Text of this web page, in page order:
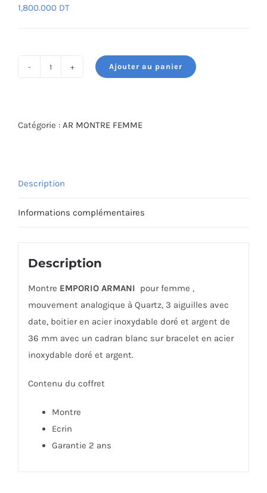
1,800.000 DT
ARMANI
Ajouter au panier
Catégorie : AR MONTRE FEMME
Description
Informations complémentaires
Description
Montre EMPORIO ARMANI pour femme ,
mouvement analogique à Quartz, 3 aiguilles avec
date, boitier en acier inoxydable doré et argent de
36 mm avec un cadran blanc sur bracelet en acier
inoxydable doré et argent.
Contenu du coffret
Montre
Ecrin
Garantie 2 ans